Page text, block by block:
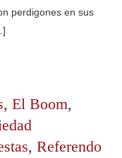
perdigones en sus
, El Boom,
, Referendo